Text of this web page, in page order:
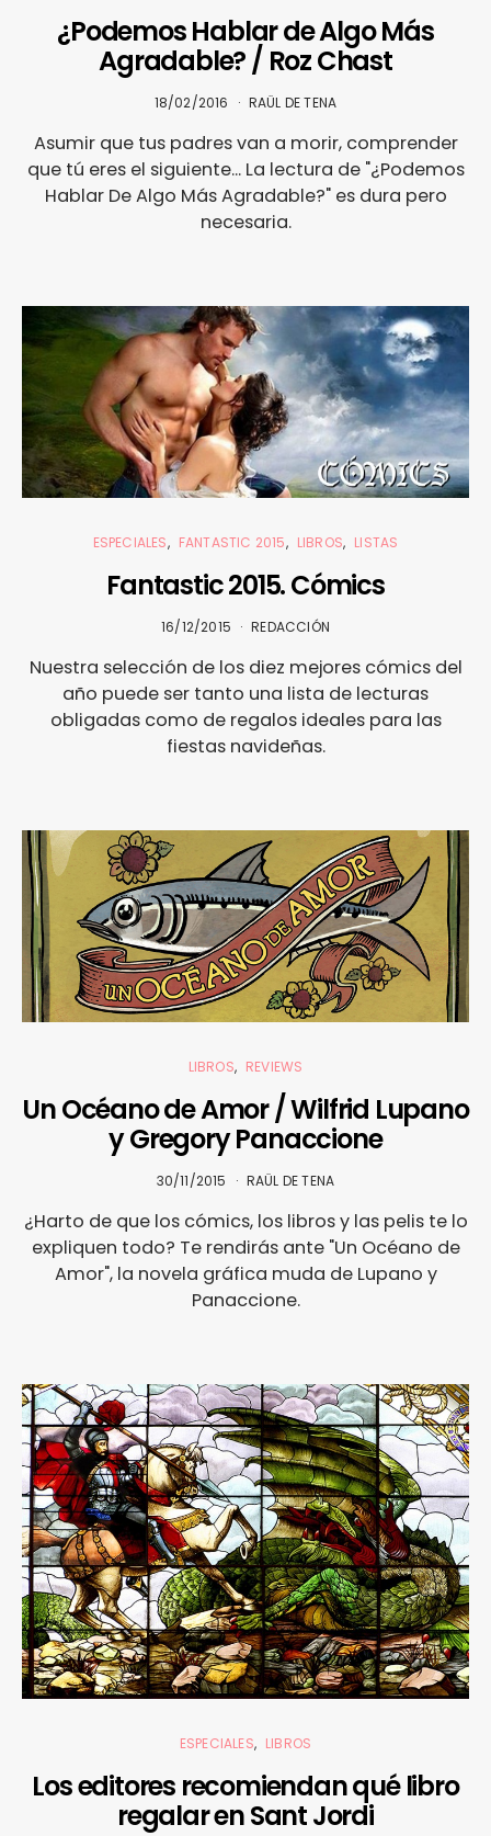
¿Podemos Hablar de Algo Más
Agradable? / Roz Chast
18/02/2016 RAÜL DE TENA
Asumir que tus padres van a morir, comprender
que tú eres el siguiente... La lectura de "¿Podemos
Hablar De Algo Más Agradable?" es dura pero
necesaria.
ESPECIALES FANTASTIC 2015 LIBROS LISTAS
Fantastic 2015. Cómics
16/12/2015 REDACCIÓN
Nuestra selección de los diez mejores cómics del
año puede ser tanto una lista de lecturas
obligadas como de regalos ideales para las
fiestas navideñas.
LIBROS REVIEWS
Un Océano de Amor / Wilfrid Lupano
y Gregory Panaccione
30/11/2015 RAÜL DE TENA
¿Harto de que los cómics, los libros y las pelis te lo
expliquen todo? Te rendirás ante "Un Océano de
Amor", la novela gráfica muda de Lupano y
Panaccione.
ESPECIALES LIBROS
Los editores recomiendan qué libro
regalar en Sant Jordi